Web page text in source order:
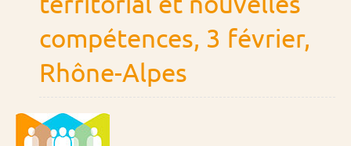
compétences, 3 février,
Rhône-Alpes